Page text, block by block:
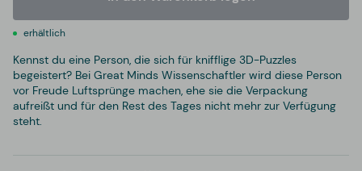
erhältlich
Kennst du eine Person, die sich für knifflige 3D-Puzzles
begeistert? Bei Great Minds Wissenschaftler wird diese Person
vor Freude Luftsprünge machen, ehe sie die Verpackung
aufreißt und für den Rest des Tages nicht mehr zur Verfügung
steht.